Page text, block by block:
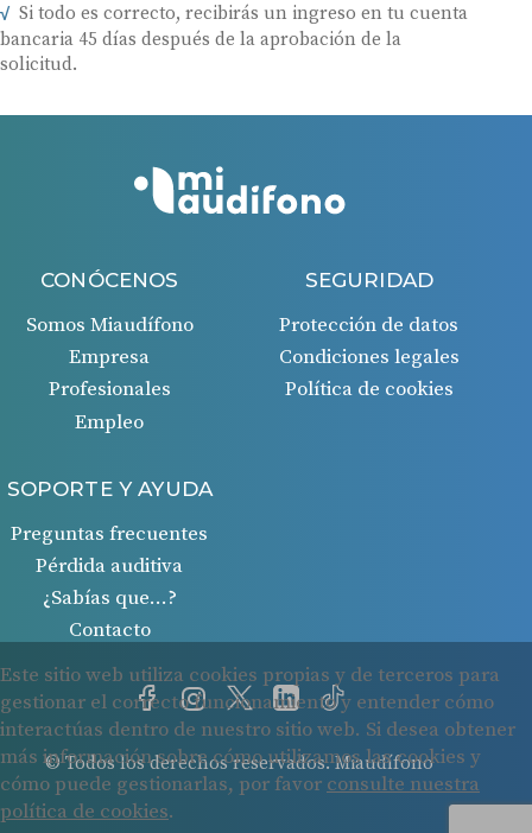
Si todo es correcto, recibirás un ingreso en tu cuenta
bancaria 45 días después de la aprobación de la
solicitud.
© Todos los derechos reservados. Miaudífono
CONÓCENOS
Somos Miaudífono
Empresa
Profesionales
Empleo
SEGURIDAD
Protección de datos
Condiciones legales
Política de cookies
SOPORTE Y AYUDA
Preguntas frecuentes
Pérdida auditiva
¿Sabías que…?
Contacto